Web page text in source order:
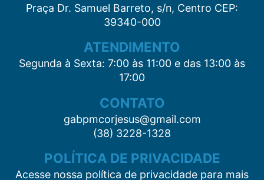
Praça Dr. Samuel Barreto, s/n, Centro CEP:
39340-000
ATENDIMENTO
Segunda à Sexta: 7:00 às 11:00 e das 13:00 às
17:00
CONTATO
gabpmcorjesus@gmail.com
(38) 3228-1328
POLÍTICA DE PRIVACIDADE
Acesse nossa política de privacidade para mais